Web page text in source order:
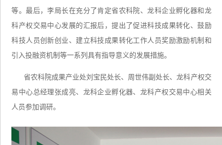
等。最后，李局长在充分了肯定省农科院、龙科企业孵化器和龙
科产权交易中心发展的汇报后，提出了促进科技成果转化、鼓励
科技人员创新创业、建立科技成果转化工作人员奖励激励机制和
引入投融资机制等一系列具有指导意义的发展措施。
省农科院成果产业处刘宝民处长、周世伟副处长、龙科产权交
易中心总经理张成亮、龙科企业孵化器、龙科产权交易中心相关
人员参加调研。